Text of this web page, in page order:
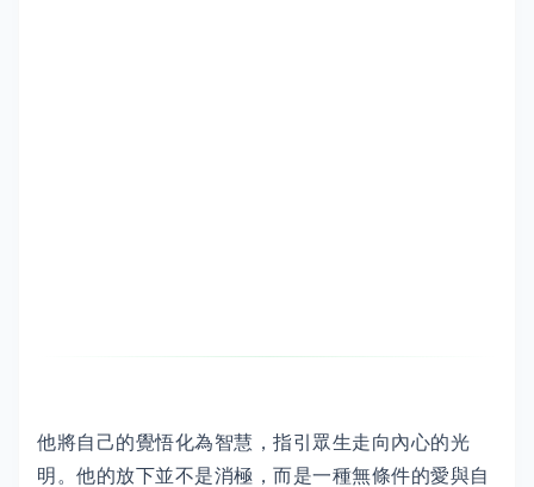
他將自己的覺悟化為智慧，指引眾生走向內心的光
明。他的放下並不是消極，而是一種無條件的愛與自